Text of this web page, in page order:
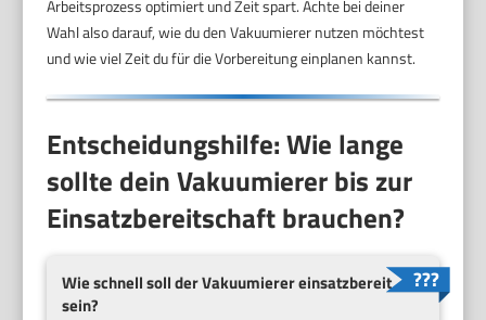
Arbeitsprozess optimiert und Zeit spart. Achte bei deiner
Wahl also darauf, wie du den Vakuumierer nutzen möchtest
und wie viel Zeit du für die Vorbereitung einplanen kannst.
Entscheidungshilfe: Wie lange
sollte dein Vakuumierer bis zur
Einsatzbereitschaft brauchen?
Wie schnell soll der Vakuumierer einsatzbereit
sein?